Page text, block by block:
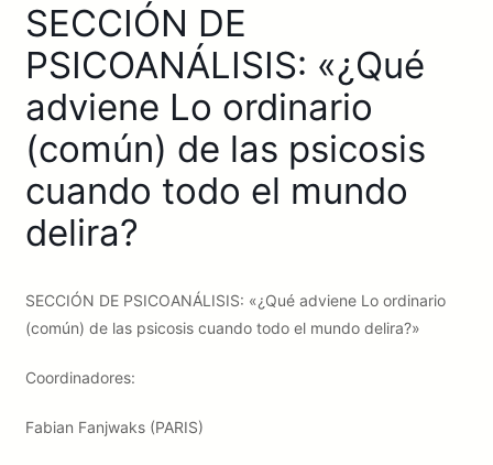
SECCIÓN DE
PSICOANÁLISIS: «¿Qué
adviene Lo ordinario
(común) de las psicosis
cuando todo el mundo
delira?
SECCIÓN DE PSICOANÁLISIS: «¿Qué adviene Lo ordinario
(común) de las psicosis cuando todo el mundo delira?»
Coordinadores:
Fabian Fanjwaks (PARIS)